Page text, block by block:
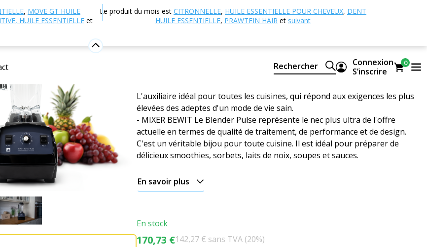
, MOVE GT HUILE
HUILE ESSENTIELLEet
Le produit du mois est CITRONNELLE, HUILE ESSENTIELLE POUR CHEVEUX, DENT
HUILE ESSENTIELLE, PRAWTEIN HAIR et suivant
Rechercher
Connexion
S’inscrire
0
Autres produits Mixeurs Mixér Blender Pulse
L'auxiliaire idéal pour toutes les cuisines, qui répond aux exigences les plus
élevées des adeptes d'un mode de vie sain.
- MIXER BEWIT Le Blender Pulse représente le nec plus ultra de l'offre
actuelle en termes de qualité de traitement, de performance et de design.
C'est un véritable bijou pour toute cuisine. Il est idéal pour préparer de
délicieux smoothies, sorbets, laits de noix, soupes et sauces.
En savoir plus
En stock
170,73 €142,27 € sans TVA (20%)